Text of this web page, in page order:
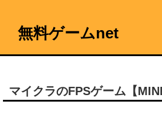
無料ゲームnet
マイクラのFPSゲーム【